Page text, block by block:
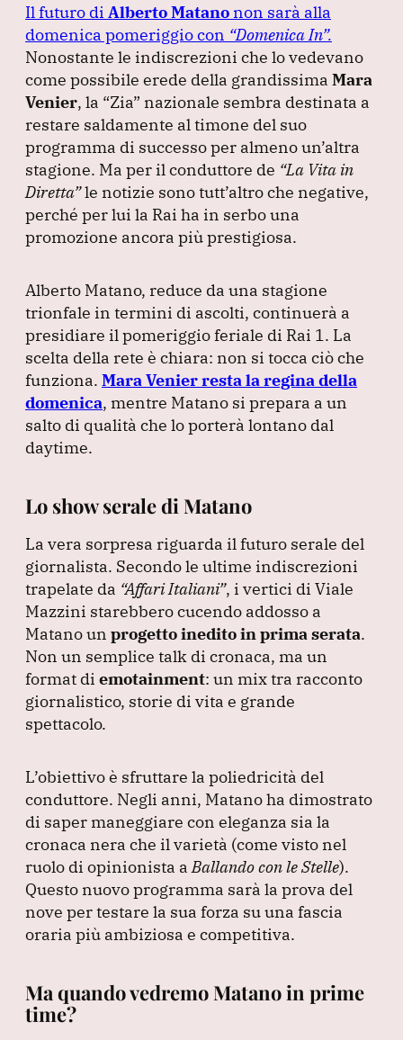
c
e
b
o
o
k
k
e
dI
n
at
s
A
p
p
e
gr
a
m
ai
l
Il futuro di Alberto Matano non sarà alla
domenica pomeriggio con “Domenica In”.
Nonostante le indiscrezioni che lo vedevano
come possibile erede della grandissima Mara
Venier, la “Zia” nazionale sembra destinata a
restare saldamente al timone del suo
programma di successo per almeno un’altra
stagione. Ma per il conduttore de “La Vita in
Diretta”le notizie sono tutt’altro che negative,
perché per lui la Rai ha in serbo una
promozione ancora più prestigiosa.
Alberto Matano, reduce da una stagione
trionfale in termini di ascolti, continuerà a
presidiare il pomeriggio feriale di Rai 1. La
scelta della rete è chiara: non si tocca ciò che
funziona. Mara Venier resta la regina della
domenica, mentre Matano si prepara a un
salto di qualità che lo porterà lontano dal
daytime.
Lo show serale di Matano
La vera sorpresa riguarda il futuro serale del
giornalista. Secondo le ultime indiscrezioni
trapelate da “Affari Italiani”, i vertici di Viale
Mazzini starebbero cucendo addosso a
Matano un progetto inedito in prima serata.
Non un semplice talk di cronaca, ma un
format di emotainment: un mix tra racconto
giornalistico, storie di vita e grande
spettacolo.
L’obiettivo è sfruttare la poliedricità del
conduttore. Negli anni, Matano ha dimostrato
di saper maneggiare con eleganza sia la
cronaca nera che il varietà (come visto nel
ruolo di opinionista a Ballando con le Stelle).
Questo nuovo programma sarà la prova del
nove per testare la sua forza su una fascia
oraria più ambiziosa e competitiva.
Ma quando vedremo Matano in prime
time?